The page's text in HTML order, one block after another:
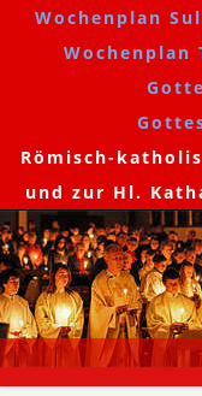
Wochenplan
Wochenplan
Römisch-
und zur Hl.